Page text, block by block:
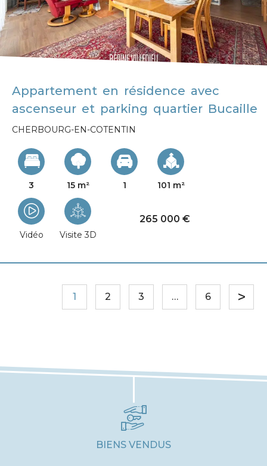
Appartement en résidence avec
ascenseur et parking quartier Bucaille
CHERBOURG-EN-COTENTIN
3 15 m² 1 101 m²
Vidéo Visite 3D
265 000 €
1 2 3 … 6
BIENS VENDUS